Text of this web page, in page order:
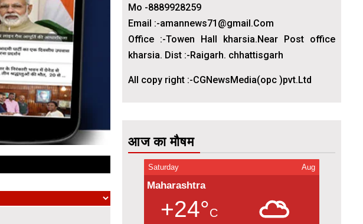
Mo -8889928259
Email :-amannews71@gmail.Com
Office :-Towen Hall kharsia.Near Post office
kharsia. Dist :-Raigarh. chhattisgarh
All copy right :-CGNewsMedia(opc )pvt.Ltd
आज का मौषम
Saturday Aug
Maharashtra
+24°C